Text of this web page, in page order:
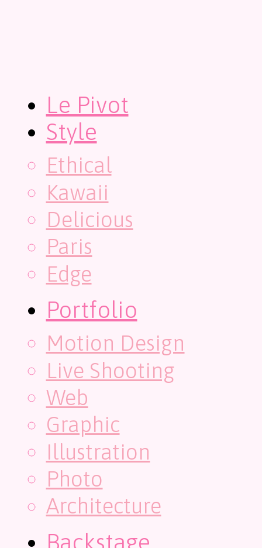
Le Pivot
Style
Ethical
Kawaii
Delicious
Paris
Edge
Portfolio
Motion Design
Live Shooting
Web
Graphic
Illustration
Photo
Architecture
Backstage